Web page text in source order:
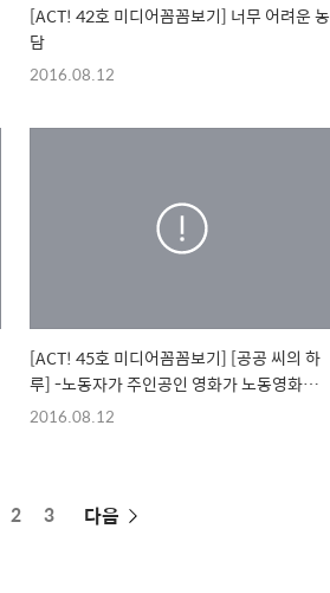
[ACT! 42호 미디어꼼꼼보기] 너무 어려운 농
담
2016.08.12
[ACT! 45호 미디어꼼꼼보기] [공공 씨의 하
루] -노동자가 주인공인 영화가 노동영화의
필요충분조건이 될 수는 없다
2016.08.12
페
2 3 다음